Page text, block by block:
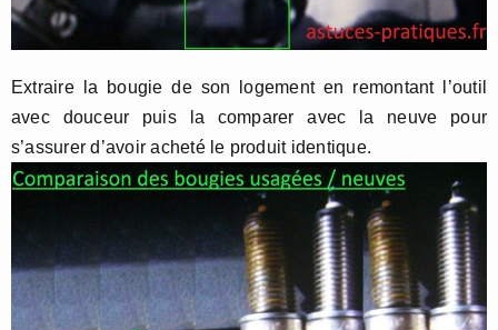
Extraire la bougie de son logement en remontant l’outil
avec douceur puis la comparer avec la neuve pour
s’assurer d’avoir acheté le produit identique.